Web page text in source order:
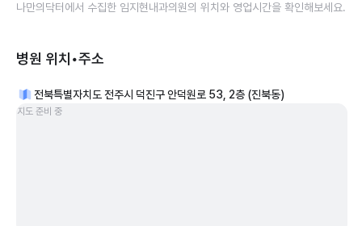
나만의닥터에서 수집한 임지현내과의원의 위치와 영업시간을 확인해보세요.
병원 위치•주소
전북특별자치도 전주시 덕진구 안덕원로 53, 2층 (진북동)
지도 준비 중